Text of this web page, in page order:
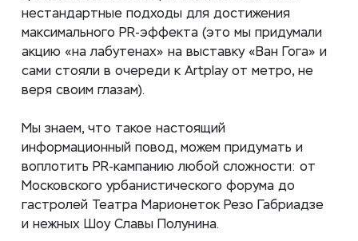
нестандартные подходы для достижения
максимального PR-эффекта (это мы придумали
акцию «на лабутенах» на выставку «Ван Гога» и
сами стояли в очереди к Artplay от метро, не
веря своим глазам).
Мы знаем, что такое настоящий
информационный повод, можем придумать и
воплотить PR-кампанию любой сложности: от
Московского урбанистического форума до
гастролей Театра Марионеток Резо Габриадзе
и нежных Шоу Славы Полунина.